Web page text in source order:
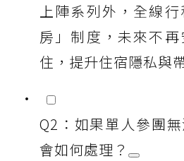
上陣系列外，全線
房」制度，未來不
住，提升住宿隱私與
Q2：如果單人參團
會如何處理？